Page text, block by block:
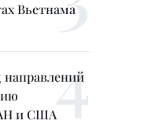
Вьетнама
и США